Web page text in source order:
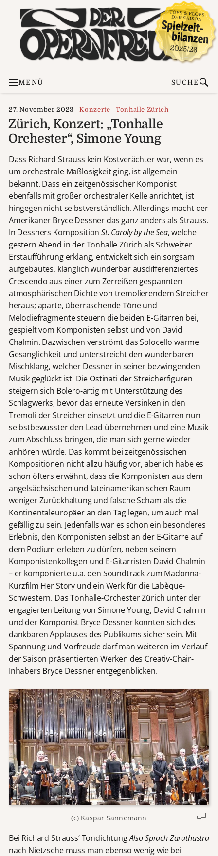
MENÜ SUCHE
27. November 2023 Konzerte Tonhalle Zürich
Zürich, Konzert: „Tonhalle
Orchester“, Simone Young
Dass Richard Strauss kein Kostverächter war, wenn es
um orchestrale Maßlosigkeit ging, ist allgemein
bekannt. Dass ein zeitgenössischer Komponist
ebenfalls mit großer orchestraler Kelle anrichtet, ist
hingegen nicht selbstverständlich. Allerdings macht der
Amerikaner Bryce Dessner das ganz anders als Strauss.
In Dessners KompositionSt. Caroly by the Sea, welche
gestern Abend in der Tonhalle Zürich als Schweizer
Erstaufführung erklang, entwickelt sich ein sorgsam
aufgebautes, klanglich wunderbar ausdifferenziertes
Crescendo aus einer zum Zerreißen gespannten
atmosphärischen Dichte von tremolierendem Streicher
heraus; aparte, überraschende Töne und
Melodiefragmente steuern die beiden E-Gitarren bei,
gespielt vom Komponisten selbst und von David
Chalmin. Dazwischen verströmt das Solocello warme
Gesanglichkeit und unterstreicht den wunderbaren
Mischklang, welcher Dessner in seiner bezwingenden
Musik geglückt ist. Die Ostinati der Streicherfiguren
steigern sich Bolero-artig mit Unterstützung des
Schlagwerks, bevor das erneute Versinken in den
Tremoli der Streicher einsetzt und die E-Gitarren nun
selbstbewusster den Lead übernehmen und eine Musik
zum Abschluss bringen, die man sich gerne wieder
anhören würde. Das kommt bei zeitgenössischen
Kompositionen nicht allzu häufig vor, aber ich habe es
schon öfters erwähnt, dass die Komponisten aus dem
angelsächsischen und lateinamerikanischen Raum
weniger Zurückhaltung und falsche Scham als die
Kontinentaleuropäer an den Tag legen, um auch mal
gefällig zu sein. Jedenfalls war es schon ein besonderes
Erlebnis, den Komponisten selbst an der E-Gitarre auf
dem Podium erleben zu dürfen, neben seinem
Komponistenkollegen und E-Gitarristen David Chalmin
– er komponierte u.a. den Soundtrack zum Madonna-
Kurzfilm Her Story und ein Werk für die Labèque-
Schwestern. Das Tonhalle-Orchester Zürich unter der
engagierten Leitung von Simone Young, David Chalmin
und der Komponist Bryce Dessner konnten sich des
dankbaren Applauses des Publikums sicher sein. Mit
Spannung und Vorfreude darf man weiteren im Verlauf
der Saison präsentierten Werken des Creativ-Chair-
Inhabers Bryce Dessner entgegenblicken.
(c) Kaspar Sannemann
Bei Richard Strauss‘ TondichtungAlso Sprach Zarathustra
nach Nietzsche muss man ebenso wenig wie bei